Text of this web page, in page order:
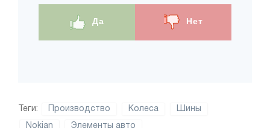
Да Нет
Теги: Производство Колеса Шины
Nokian Элементы авто